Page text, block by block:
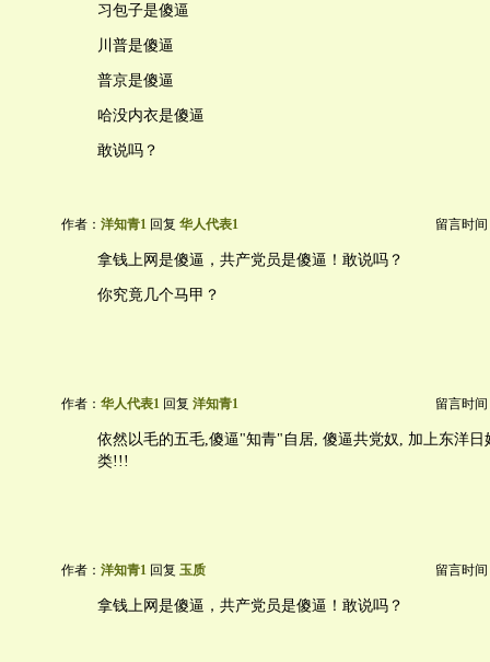
习包子是傻逼
川普是傻逼
普京是傻逼
哈没内衣是傻逼
敢说吗？
作者： 洋知青1 回复 华人代表1 留言时间
拿钱上网是傻逼，共产党员是傻逼！敢说吗？
你究竟几个马甲？
作者： 华人代表1 回复 洋知青1 留言时间
依然以毛的五毛,傻逼"知青"自居, 傻逼共党奴, 加上东洋日
类!!!
作者： 洋知青1 回复 玉质 留言时间
拿钱上网是傻逼，共产党员是傻逼！敢说吗？